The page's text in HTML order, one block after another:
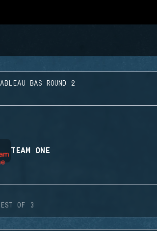
TABLEAU BAS ROUND 2
TEAM ONE
OF 3